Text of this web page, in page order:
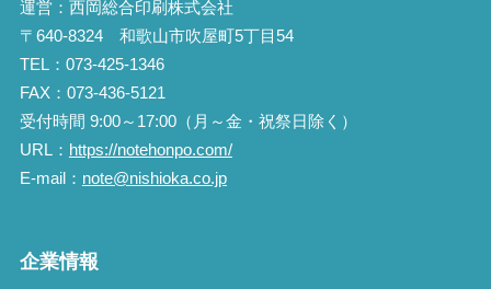
運営：西岡総合印刷株式会社
〒640-8324 和歌山市吹屋町5丁目54
TEL：073-425-1346
FAX：073-436-5121
受付時間 9:00～17:00（月～金・祝祭日除く）
URL： https://notehonpo.com/
E-mail： note@nishioka.co.jp
企業情報